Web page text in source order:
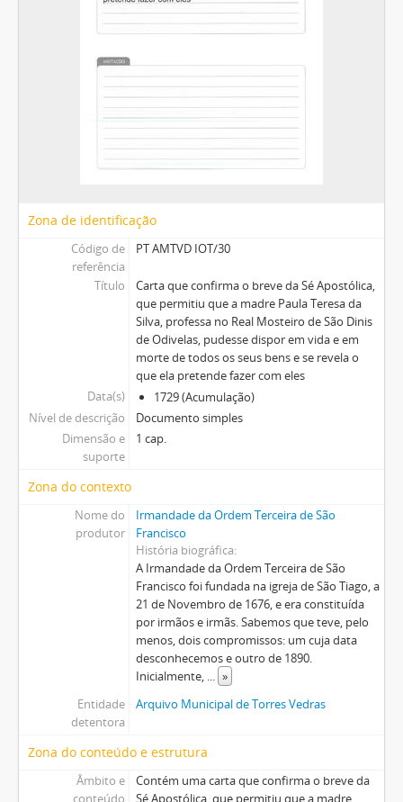
Zona de identificação
Código de
referência
PT AMTVD IOT/30
Título
Carta que confirma o breve da Sé Apostólica,
que permitiu que a madre Paula Teresa da
Silva, professa no Real Mosteiro de São Dinis
de Odivelas, pudesse dispor em vida e em
morte de todos os seus bens e se revela o
que ela pretende fazer com eles
Data(s)
1729 (Acumulação)
Nível de descrição
Documento simples
Dimensão e
suporte
1 cap.
Zona do contexto
Nome do
produtor
Irmandade da Ordem Terceira de São
Francisco
História biográfica
A Irmandade da Ordem Terceira de São
Francisco foi fundada na igreja de São Tiago, a
21 de Novembro de 1676, e era constituída
por irmãos e irmãs. Sabemos que teve, pelo
menos, dois compromissos: um cuja data
desconhecemos e outro de 1890.
Inicialmente,
»
Entidade
detentora
Arquivo Municipal de Torres Vedras
Zona do conteúdo e estrutura
Âmbito e
conteúdo
Contém uma carta que confirma o breve da
Sé Apostólica, que permitiu que a madre